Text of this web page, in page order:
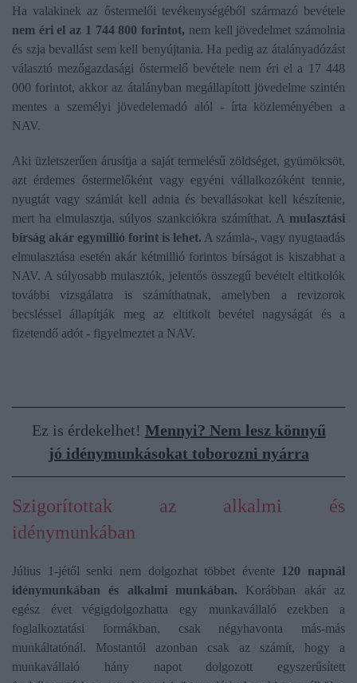
Ha valakinek az őstermelői tevékenységéből származó bevétele
nem éri el az 1 744 800 forintot, nem kell jövedelmet számolnia
és szja bevallást sem kell benyújtania. Ha pedig az átalányadózást
választó mezőgazdasági őstermelő bevétele nem éri el a 17 448
000 forintot, akkor az átalányban megállapított jövedelme szintén
mentes a személyi jövedelemadó alól - írta közleményében a
NAV.
Aki üzletszerűen árusítja a saját termelésű zöldséget, gyümölcsöt,
azt érdemes őstermelőként vagy egyéni vállalkozóként tennie,
nyugtát vagy számlát kell adnia és bevallásokat kell készítenie,
mert ha elmulasztja, súlyos szankciókra számíthat. A mulasztási
bírság akár egymillió forint is lehet. A számla-, vagy nyugtaadás
elmulasztása esetén akár kétmillió forintos bírságot is kiszabhat a
NAV. A súlyosabb mulasztók, jelentős összegű bevételt eltitkolók
további vizsgálatra is számíthatnak, amelyben a revizorok
becsléssel állapítják meg az eltitkolt bevétel nagyságát és a
fizetendő adót - figyelmeztet a NAV.
Ez is érdekelhet! Mennyi? Nem lesz könnyű
jó idénymunkásokat toborozni nyárra
Szigorítottak az alkalmi és
idénymunkában
Július 1-jétől senki nem dolgozhat többet évente 120 napnál
idénymunkában és alkalmi munkában. Korábban akár az
egész évet végigdolgozhatta egy munkavállaló ezekben a
foglalkoztatási formákban, csak négyhavonta más-más
munkáltatónál. Mostantól azonban csak az számít, hogy a
munkavállaló hány napot dolgozott egyszerűsített